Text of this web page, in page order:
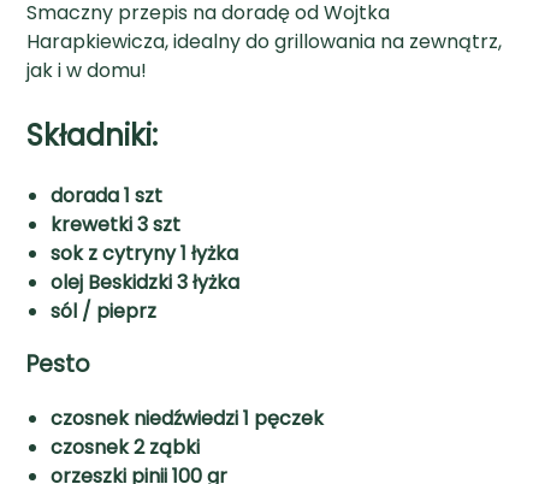
Smaczny przepis na doradę od Wojtka
Harapkiewicza, idealny do grillowania na zewnątrz,
jak i w domu!
Składniki:
dorada 1 szt
krewetki 3 szt
sok z cytryny 1 łyżka
olej Beskidzki 3 łyżka
sól / pieprz
Pesto
czosnek niedźwiedzi 1 pęczek
czosnek 2 ząbki
orzeszki pinii 100 gr